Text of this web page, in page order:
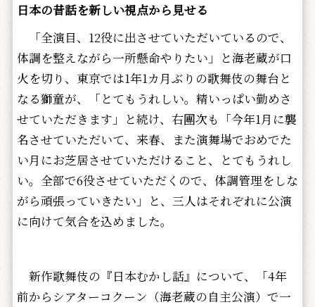
日本の昔話を新しい視点から見せる
「全演目、12役に出させていただいているので、
体調を整えながら一所懸命やりたい」と海老蔵が口
火を切り、東京では1年1カ月ぶりの歌舞伎の舞台と
なる獅童が、「とてもうれしい。精いっぱい勤めさ
せていただきます」と続け、右團次も「今年1月に襲
名させていただいて、来春、また演舞場でおめでた
い月にお芝居させていただけること、とてもうれし
い。全部で6役させていただくので、体調管理をしな
がら頑張っていきたい」と、三人はそれぞれに公演
に向けて気合を込めました。
新作歌舞伎の『日本むかし話』について、「4年
前からシアターコクーン（海老蔵の自主公演）で一